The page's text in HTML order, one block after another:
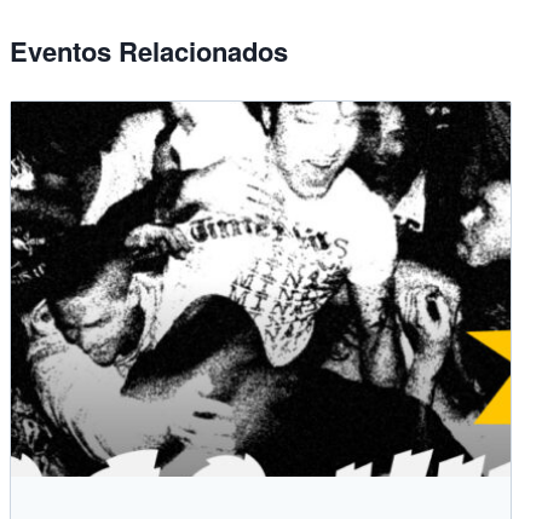
Eventos Relacionados